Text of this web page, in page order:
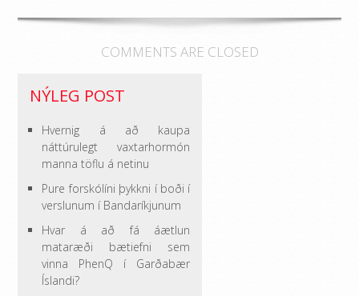
COMMENTS ARE CLOSED
NÝLEG POST
Hvernig á að kaupa
náttúrulegt vaxtarhormón
manna töflu á netinu
Pure forskólíni þykkni í boði í
verslunum í Bandaríkjunum
Hvar á að fá áætlun
mataræði bætiefni sem
vinna PhenQ í Garðabær
Íslandi?